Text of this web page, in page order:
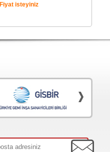
Fiyat isteyiniz